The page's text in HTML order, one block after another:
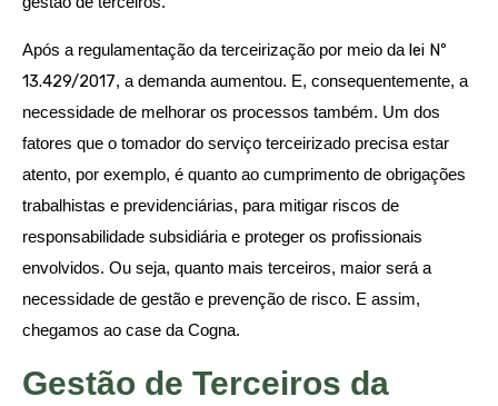
Após a regulamentação da terceirização por meio da lei Nº
13.429/2017, a demanda aumentou. E, consequentemente, a
necessidade de melhorar os processos também. Um dos
fatores que o tomador do serviço terceirizado precisa estar
atento, por exemplo, é quanto ao cumprimento de obrigações
trabalhistas e previdenciárias, para mitigar riscos de
responsabilidade subsidiária e proteger os profissionais
envolvidos. Ou seja, quanto mais terceiros, maior será a
necessidade de gestão e prevenção de risco. E assim,
chegamos ao case da Cogna.
Gestão de Terceiros da